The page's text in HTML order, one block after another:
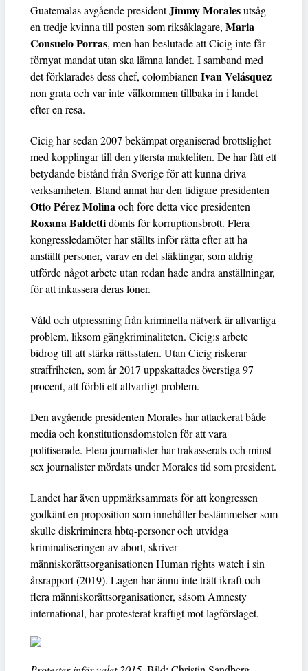
Guatemalas avgående presidentJimmy Moralesutsåg
en tredje kvinna till posten som riksåklagare, Maria
Consuelo Porras, men han beslutade att Cicig inte får
förnyat mandat utan ska lämna landet. I samband med
det förklarades dess chef, colombianen Ivan Velásquez
non grata och var inte välkommen tillbaka in i landet
efter en resa.
Cicig har sedan 2007 bekämpat organiserad brottslighet
med kopplingar till den yttersta makteliten. De har fått ett
betydande bistånd från Sverige för att kunna driva
verksamheten. Bland annat har den tidigare presidenten
Otto Pérez Molinaoch före detta vice presidenten
Roxana Baldettidömts för korruptionsbrott. Flera
kongressledamöter har ställts inför rätta efter att ha
anställt personer, varav en del släktingar, som aldrig
utförde något arbete utan redan hade andra anställningar,
för att inkassera deras löner.
Våld och utpressning från kriminella nätverk är allvarliga
problem, liksom gängkriminaliteten. Cicig:s arbete
bidrog till att stärka rättsstaten. Utan Cicig riskerar
straffriheten, som år 2017 uppskattades överstiga 97
procent, att förbli ett allvarligt problem.
Den avgående presidenten Morales har attackerat både
media och konstitutionsdomstolen för att vara
politiserade. Flera journalister har trakasserats och minst
sex journalister mördats under Morales tid som president.
Landet har även uppmärksammats för att kongressen
godkänt en proposition som innehåller bestämmelser som
skulle diskriminera hbtq-personer och utvidga
kriminaliseringen av abort, skriver
människorättsorganisationen Human rights watch i sin
årsrapport (2019). Lagen har ännu inte trätt ikraft och
flera människorättsorganisationer, såsom Amnesty
international, har protesterat kraftigt mot lagförslaget.